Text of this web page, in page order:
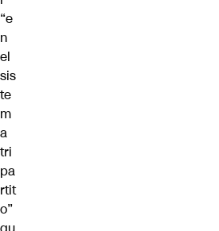
“e
n
el
sis
te
m
a
tri
pa
rtit
o”